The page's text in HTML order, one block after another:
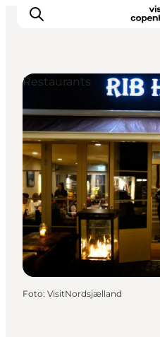
Aktivitäten
Essen und Trinken
Planen
Restaurants
Foto: VisitNordsjælland